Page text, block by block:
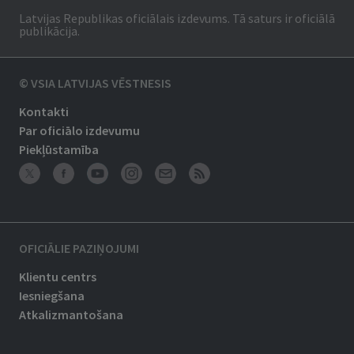
Latvijas Republikas oficiālais izdevums. Tā saturs ir oficiālā
publikācija.
© VSIA LATVIJAS VĒSTNESIS
Kontakti
Par oficiālo izdevumu
Piekļūstamība
OFICIĀLIE PAZIŅOJUMI
Klientu centrs
Iesniegšana
Atkalizmantošana